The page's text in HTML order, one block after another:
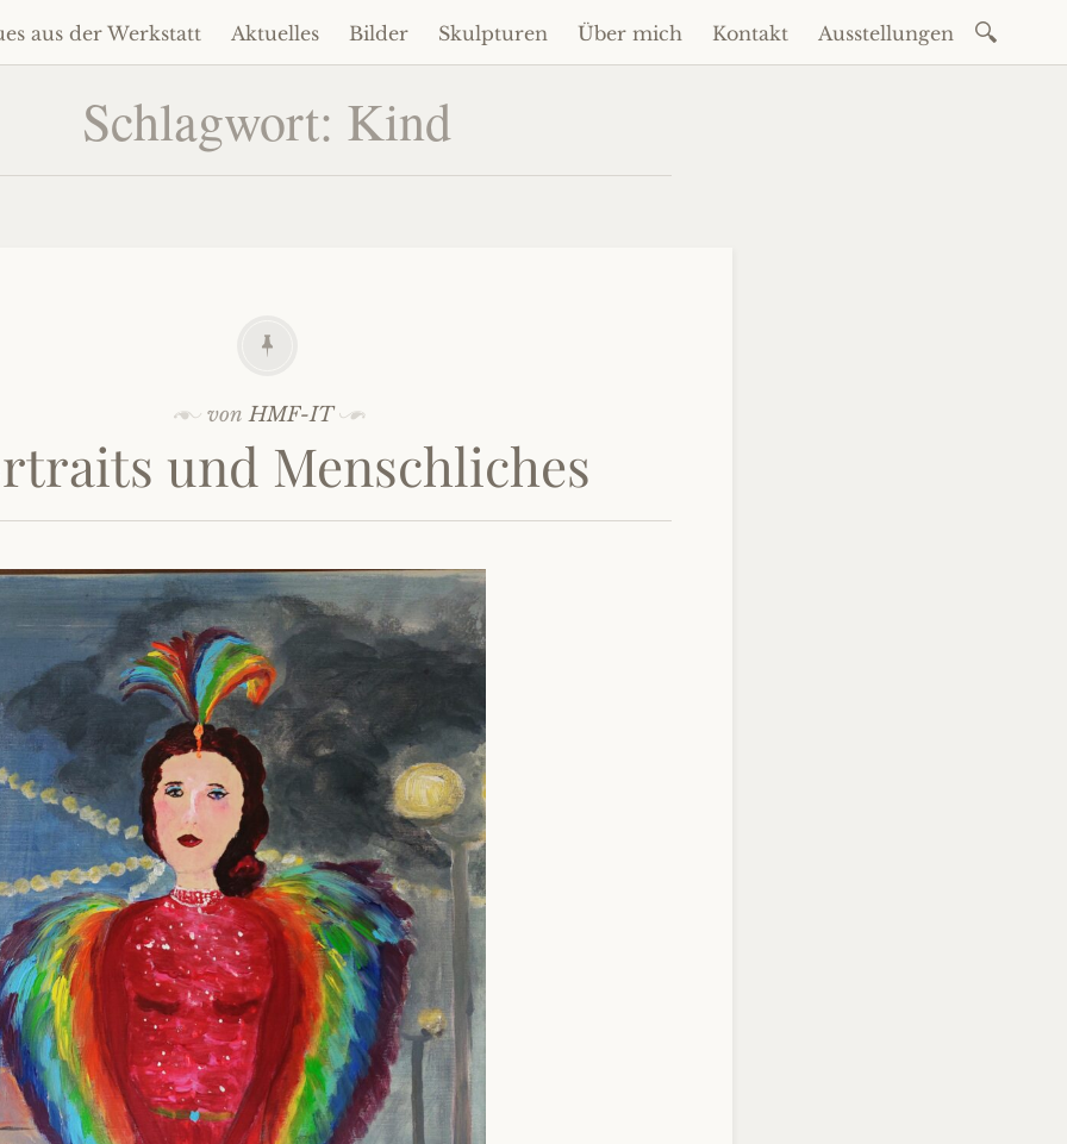
aus der Werkstatt Aktuelles Bilder Skulpturen Über mich Kontakt Ausstellungen
Schlagwort: Kind
vonHMF-IT
und Menschliches